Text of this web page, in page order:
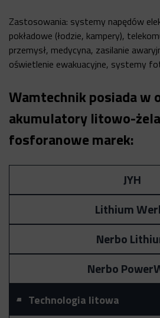
Zastosowania: systemy napędów
pokładowe (łodzie, kampery),
przemysł, medycyna, zasilanie
oświetlenie ewakuacyjne, systemy
Wamtechnik posiada w
akumulatory litowo-
fosforanowe marek:
JYH
Lithium
Nerbo
Nerbo
Technologia litowa